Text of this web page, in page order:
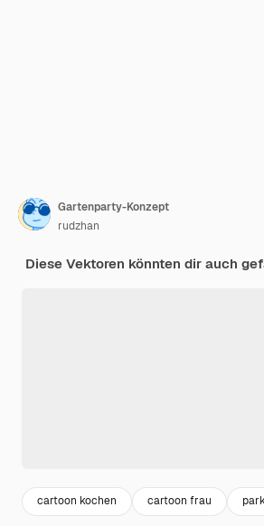
Gartenparty-Konzept
rudzhan
Diese Vektoren könnten dir auch
cartoon kochen cartoon frau